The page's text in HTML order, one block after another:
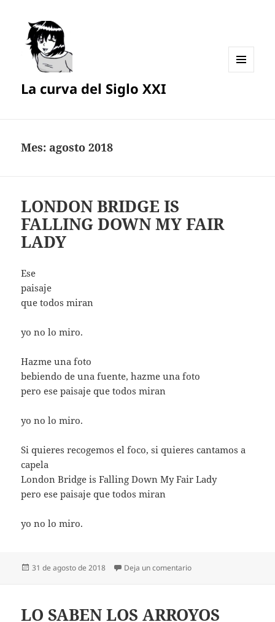
La curva del Siglo XXI
Mes: agosto 2018
LONDON BRIDGE IS
FALLING DOWN MY FAIR
LADY
Ese
paisaje
que todos miran
yo no lo miro.
Hazme una foto
bebiendo de una fuente, hazme una foto
pero ese paisaje que todos miran
yo no lo miro.
Si quieres recogemos el foco, si quieres cantamos a
capela
London Bridge is Falling Down My Fair Lady
pero ese paisaje que todos miran
yo no lo miro.
Publicado
31 de agosto de 2018 Deja un comentarioen LONDON BRIDGE IS
LO SABEN LOS ARROYOS